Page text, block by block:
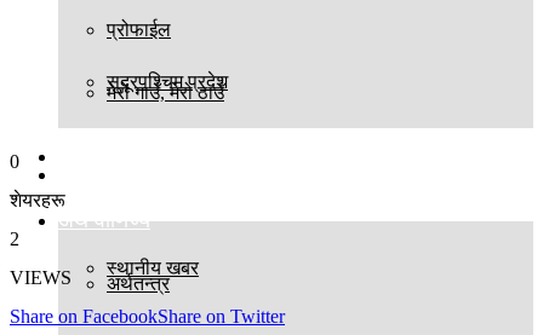
प्रोफाईल
मेरो गाउँ, मेरो ठाउँ
अर्थ वाणिज्य
अर्थतन्त्र
सुदूरपश्चिम प्रदेश
स्थानीय खबर
0
शेयरहरू
2
VIEWS
Share on FacebookShare on Twitter